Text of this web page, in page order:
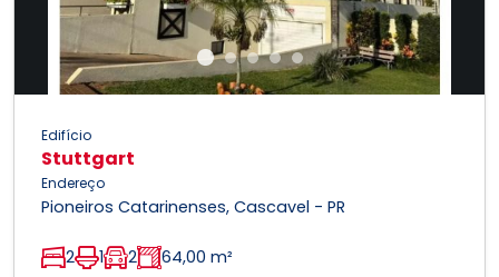
Edifício
Stuttgart
Endereço
Pioneiros Catarinenses, Cascavel - PR
2 1 2 64,00 m²